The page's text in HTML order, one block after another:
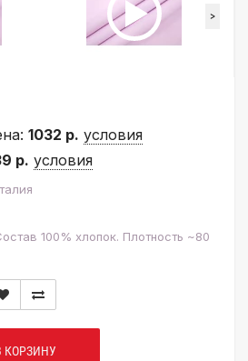
>
1032 р. условия
р. условия
100% хлопок. Плотность ~80
КОРЗИНУ